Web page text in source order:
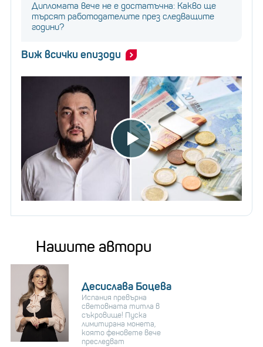
Дипломата вече не е достатъчна: Какво ще
търсят работодателите през следващите
години?
Виж всички епизоди
Нашите автори
Десислава Боцева
Испания превърна
световната титла в
съкровище! Пуска
лимитирана монета,
която феновете вече
преследват